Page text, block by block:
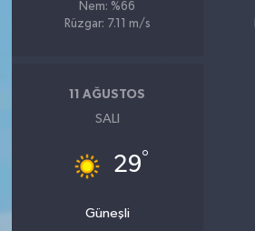
Nem: %66
Rüzgar: 7.11 m/s
11 AĞUSTOS
SALI
29°
Güneşli